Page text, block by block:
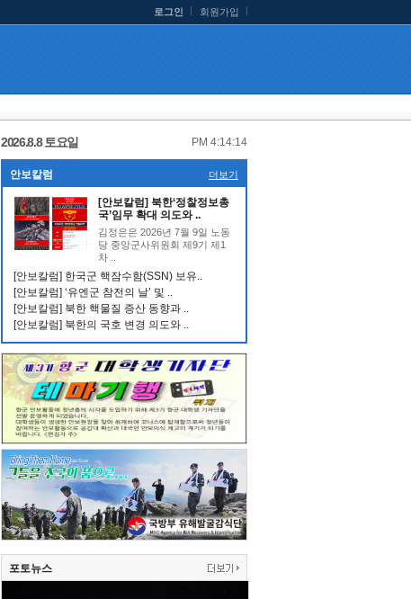
로그인 회원가입
2026.8.8 토요일 PM 4:14:15
안보칼럼 더보기
[안보칼럼] 북한‘정찰정보총
국’임무 확대 의도와 ..
김정은은 2026년 7월 9일 노동
당 중앙군사위원회 제9기 제1
차 ..
[안보칼럼] 한국군 핵잠수함(SSN) 보유..
[안보칼럼] ‘유엔군 참전의 날’ 및 ..
[안보칼럼] 북한 핵물질 증산 동향과 ..
[안보칼럼] 북한의 국호 변경 의도와 ..
포토뉴스